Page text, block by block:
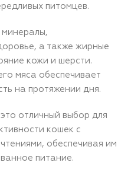
питомцев.
а также жирные
кожи и шерсти.
мяса обеспечивает
на протяжении дня.
отличный выбор для
кошек с
обеспечивая им
питание.